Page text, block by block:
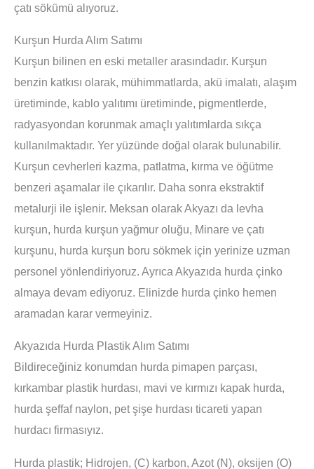
çatı sökümü alıyoruz.
Kurşun Hurda Alım Satımı
Kurşun bilinen en eski metaller arasındadır. Kurşun
benzin katkısı olarak, mühimmatlarda, akü imalatı, alaşım
üretiminde, kablo yalıtımı üretiminde, pigmentlerde,
radyasyondan korunmak amaçlı yalıtımlarda sıkça
kullanılmaktadır. Yer yüzünde doğal olarak bulunabilir.
Kurşun cevherleri kazma, patlatma, kırma ve öğütme
benzeri aşamalar ile çıkarılır. Daha sonra ekstraktif
metalurji ile işlenir. Meksan olarak Akyazı da levha
kurşun, hurda kurşun yağmur oluğu, Minare ve çatı
kurşunu, hurda kurşun boru sökmek için yerinize uzman
personel yönlendiriyoruz. Ayrıca Akyazıda hurda çinko
almaya devam ediyoruz. Elinizde hurda çinko hemen
aramadan karar vermeyiniz.
Akyazıda Hurda Plastik Alım Satımı
Bildireceğiniz konumdan hurda pimapen parçası,
kırkambar plastik hurdası, mavi ve kırmızı kapak hurda,
hurda şeffaf naylon, pet şişe hurdası ticareti yapan
hurdacı firmasıyız.
Hurda plastik; Hidrojen, (C) karbon, Azot (N), oksijen (O)